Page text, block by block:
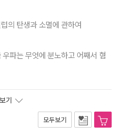
의 탄생과 소멸에 관하여
파는 무엇에 분노하고 어째서 혐
기
모두보기